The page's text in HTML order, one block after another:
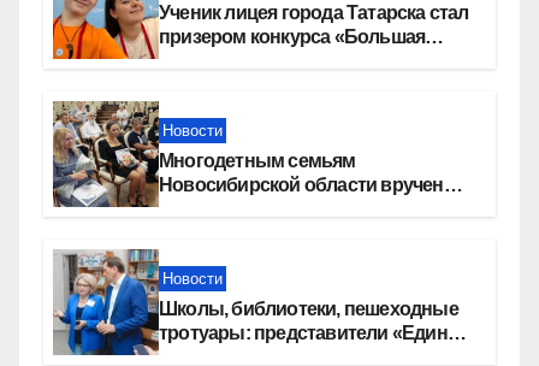
Ученик лицея города Татарска стал
призером конкурса «Большая
Новости
Многодетным семьям
Новосибирской области вручены
Новости
Школы, библиотеки, пешеходные
тротуары: представители «Единой